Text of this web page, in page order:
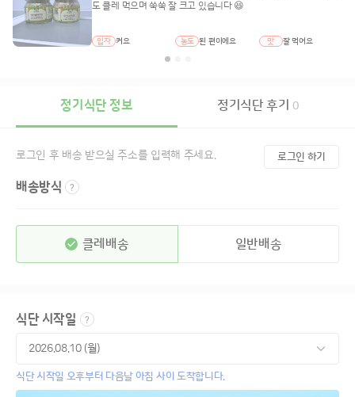
도 클레 먹으며 쑥쑥 잘 크고 있습니다 😆
입자 커요 농도 된 편이에요 맛 잘 먹어요
정기식단 정보 정기식단 후기 0
로그인 후 배송 받으실 주소를 입력해 주세요. 로그인 하기
배송방식
클레배송 일반배송
식단 시작일
식단 시작일 오후부터 다음날 아침 사이 도착합니다.